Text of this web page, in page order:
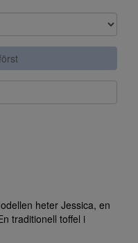
heter Jessica, en
traditionell toffel i